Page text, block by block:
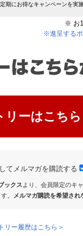
にお得なキャンペーンを実
※ お1
※進呈するポ
リーはこちら
てメルマガを購読する
ックス より、会員限定のキ
。 メルマガ購読を希望され
リー履歴はこちら＞